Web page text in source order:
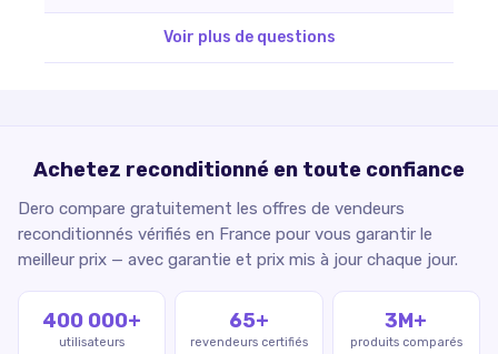
Voir plus de questions
Achetez reconditionné en toute confiance
Dero compare gratuitement les offres de vendeurs
reconditionnés vérifiés en France pour vous garantir le
meilleur prix — avec garantie et prix mis à jour chaque jour.
400 000+
utilisateurs
65+
revendeurs certifiés
3M+
produits comparés